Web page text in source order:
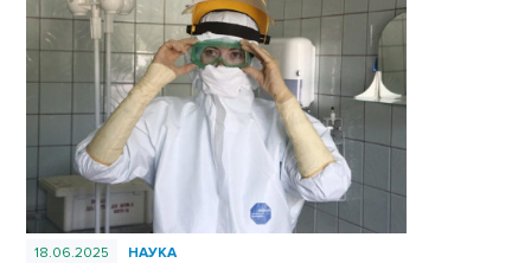
18.06.2025 НАУКА